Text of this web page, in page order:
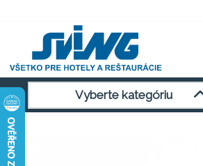
Vyberte kategóriu